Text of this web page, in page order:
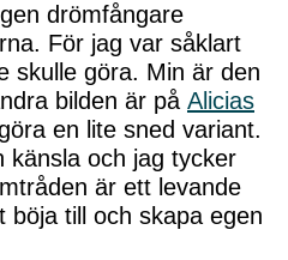
drömfångare
För jag var såklart
skulle göra. Min är den
bilden är på Alicias
en lite sned variant.
känsla och jag tycker
är ett levande
böja till och skapa egen